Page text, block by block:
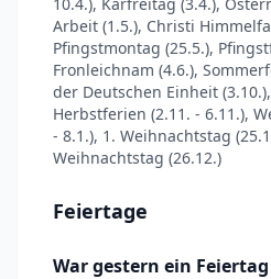
Arbeit (1.5.), Christi
Pfingstmontag (25.5.),
Fronleichnam (4.6.),
der Deutschen Einheit
Herbstferien (2.11. - 6.11.),
- 8.1.), 1. Weihnachtstag
Weihnachtstag (26.12.)
Feiertage
War gestern ein